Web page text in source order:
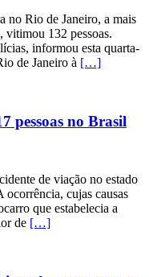
no Rio de Janeiro, a mais
vitimou 132 pessoas.
informou esta quarta-
de Janeiro à […]
pessoas no Brasil
de viação no estado
ocorrência, cujas causas
que estabelecia a
de […]